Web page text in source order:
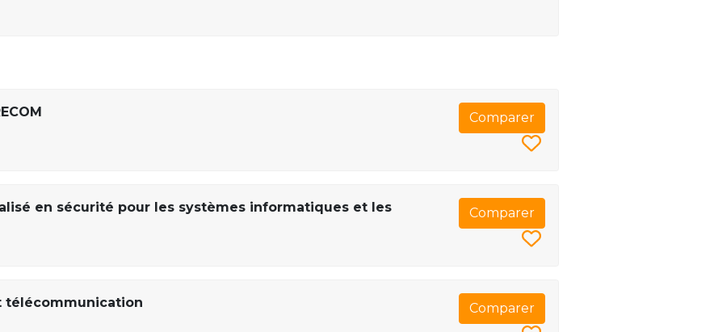
Comparer
en sécurité pour les systèmes informatiques et les
Comparer
télécommunication Comparer